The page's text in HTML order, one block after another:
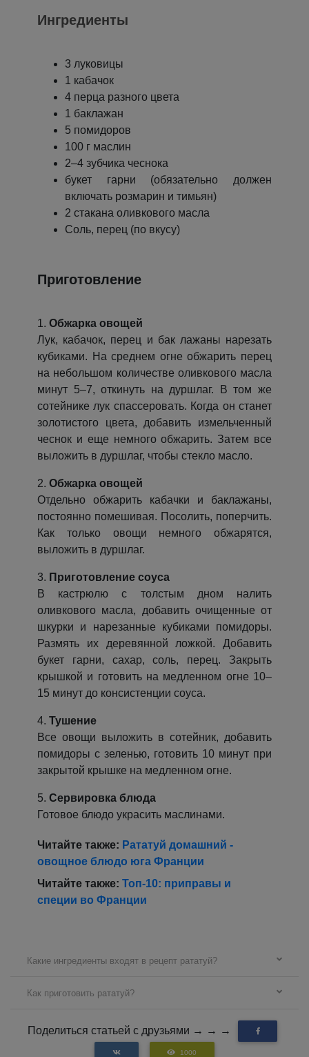
Ингредиенты
3 луковицы
1 кабачок
4 перца разного цвета
1 баклажан
5 помидоров
100 г маслин
2–4 зубчика чеснока
букет гарни (обязательно должен
включать розмарин и тимьян)
2 стакана оливкового масла
Соль, перец (по вкусу)
Приготовление
1. Обжарка овощей
Лук, кабачок, перец и бак лажаны нарезать
кубиками. На среднем огне обжарить перец
на небольшом количестве оливкового масла
минут 5–7, откинуть на дуршлаг. В том же
сотейнике лук спассеровать. Когда он станет
золотистого цвета, добавить измельченный
чеснок и еще немного обжарить. Затем все
выложить в дуршлаг, чтобы стекло масло.
2. Обжарка овощей
Отдельно обжарить кабачки и баклажаны,
постоянно помешивая. Посолить, поперчить.
Как только овощи немного обжарятся,
выложить в дуршлаг.
3. Приготовление соуса
В кастрюлю с толстым дном налить
оливкового масла, добавить очищенные от
шкурки и нарезанные кубиками помидоры.
Размять их деревянной ложкой. Добавить
букет гарни, сахар, соль, перец. Закрыть
крышкой и готовить на медленном огне 10–
15 минут до консистенции соуса.
4. Тушение
Все овощи выложить в сотейник, добавить
помидоры с зеленью, готовить 10 минут при
закрытой крышке на медленном огне.
5. Сервировка блюда
Готовое блюдо украсить маслинами.
Читайте также: Рататуй домашний -
овощное блюдо юга Франции
Читайте также: Топ-10: приправы и
специи во Франции
Какие ингредиенты входят в рецепт рататуй?
Как приготовить рататуй?
Поделиться статьей с друзьями → → →
1000